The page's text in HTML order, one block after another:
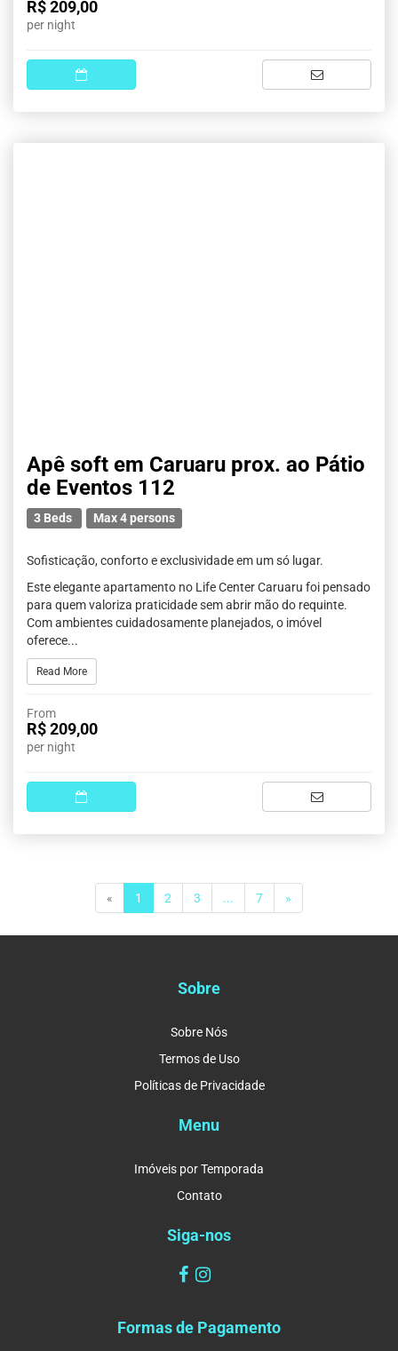
R$ 209,00
per night
Apê soft em Caruaru prox. ao Pátio
de Eventos 112
3 Beds Max 4 persons
Sofisticação, conforto e exclusividade em um só lugar.
Este elegante apartamento no Life Center Caruaru foi pensado
para quem valoriza praticidade sem abrir mão do requinte.
Com ambientes cuidadosamente planejados, o imóvel
oferece...
Read More
From
R$ 209,00
per night
« 1 (current)
2 3 ... 7 »
Sobre
Sobre Nós
Termos de Uso
Políticas de Privacidade
Menu
Imóveis por Temporada
Contato
Siga-nos
Formas de Pagamento